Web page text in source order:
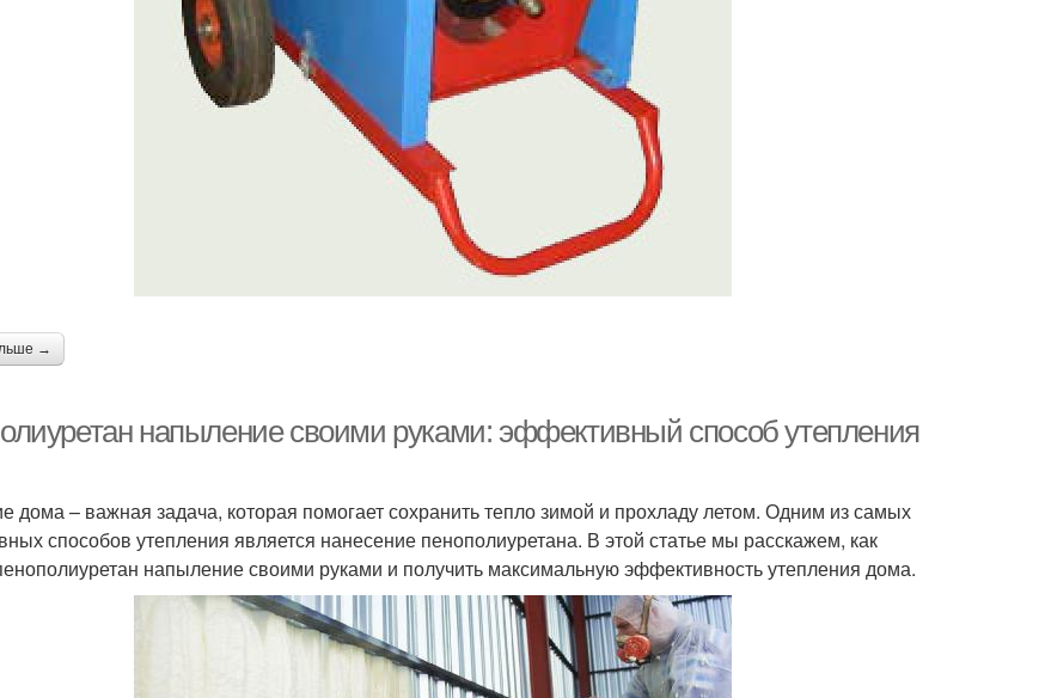
→
напыление своими руками: эффективный способ утепления
дома – важная задача, которая помогает сохранить тепло зимой и прохладу летом. Одним из самых
способов утепления является нанесение пенополиуретана. В этой статье мы расскажем, как
напыление своими руками и получить максимальную эффективность утепления дома.